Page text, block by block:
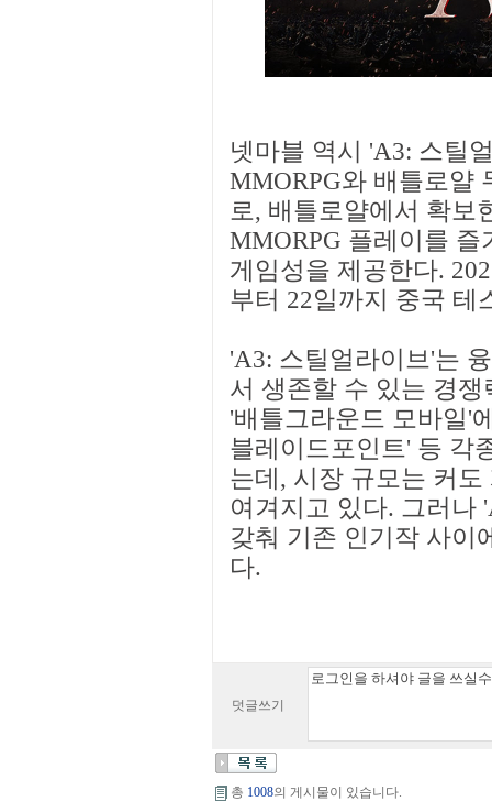
넷마블 역시 'A3: 스틸
MMORPG와 배틀로얄
로, 배틀로얄에서 확보
MMORPG 플레이를
게임성을 제공한다.
부터 22일까지 중국 테
'A3: 스틸얼라이브'는
서 생존할 수 있는 경
'배틀그라운드 모바일'
블레이드포인트' 등 각
는데, 시장 규모는 커
여겨지고 있다. 그러나
갖춰 기존 인기작 사이
다.
덧글쓰기
총 1008의 게시물이 있습니다.